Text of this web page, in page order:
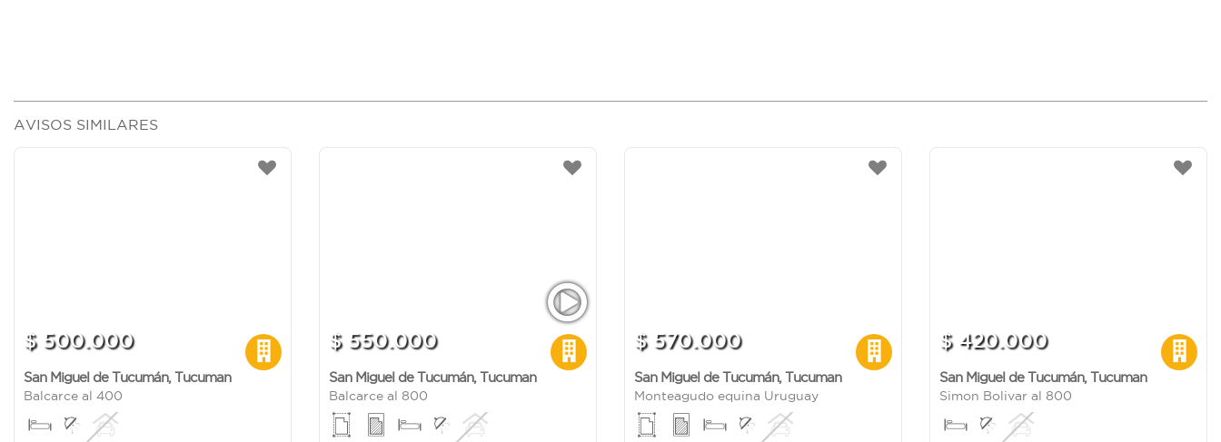
AVISOS SIMILARES
$ 500.000
San Miguel de Tucumán, Tucuman
Balcarce al 400
$ 550.000
San Miguel de Tucumán, Tucuman
Balcarce al 800
$ 570.000
San Miguel de Tucumán, Tucuman
Monteagudo equina Uruguay
$ 420.000
San Miguel de Tucumán, Tucuman
Simon Bolivar al 800